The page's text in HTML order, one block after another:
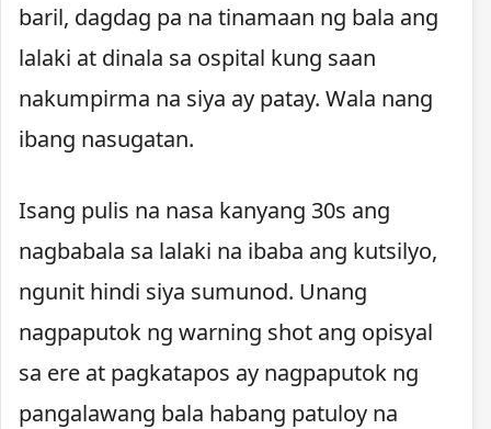
baril, dagdag pa na tinamaan ng bala ang
lalaki at dinala sa ospital kung saan
nakumpirma na siya ay patay. Wala nang
ibang nasugatan.
Isang pulis na nasa kanyang 30s ang
nagbabala sa lalaki na ibaba ang kutsilyo,
ngunit hindi siya sumunod. Unang
nagpaputok ng warning shot ang opisyal
sa ere at pagkatapos ay nagpaputok ng
pangalawang bala habang patuloy na